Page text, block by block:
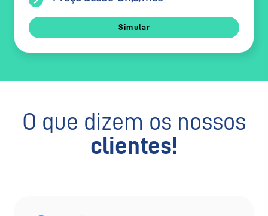
Simular
O que dizem os nossos
clientes!